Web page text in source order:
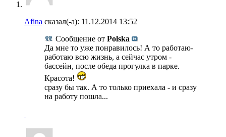
Afina сказал(-а): 11.12.2014 13:52
Сообщение от Polska
Да мне то уже понравилось! А то работаю-
работаю всю жизнь, а сейчас утром -
бассейн, после обеда прогулка в парке.
Красота!
сразу бы так. А то только приехала - и сразу
на работу пошла...